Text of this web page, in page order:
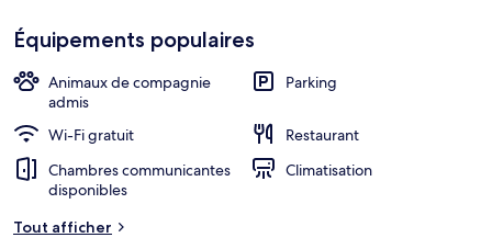
Équipements populaires
Animaux de compagnie
admis
Parking
Wi-Fi gratuit
Restaurant
Chambres communicantes
disponibles
Climatisation
Tout afficher